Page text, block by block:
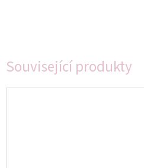
Související produkty